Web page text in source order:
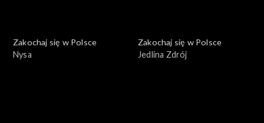
Zakochaj się w Polsce
Nysa
Zakochaj się w Polsce
Jedlina Zdrój